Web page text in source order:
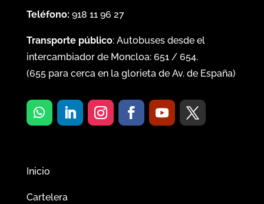
Teléfono: 918 11 96 27
Transporte público: Autobuses desde el
intercambiador de Moncloa: 651/ 654.
(655para cerca en la glorieta de Av. de España)
Inicio
Cartelera